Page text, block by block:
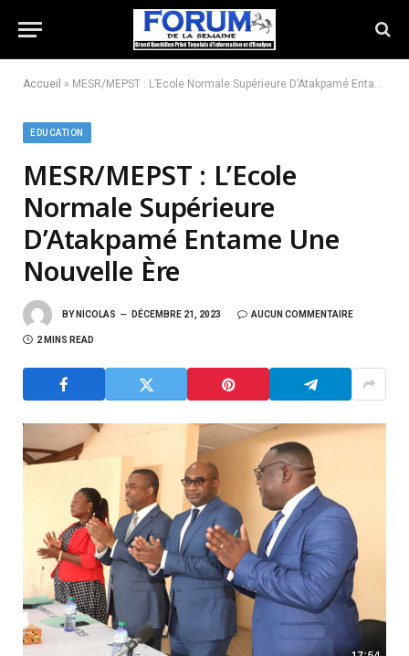
Accueil » MESR/MEPST : L’Ecole Normale Supérieure D’Atakpamé Entame Une Nouvelle Ère
EDUCATION
MESR/MEPST : L’Ecole
Normale Supérieure
D’Atakpamé Entame Une
Nouvelle Ère
BY NICOLAS DÉCEMBRE 21, 2023 AUCUN COMMENTAIRE
2 MINS READ